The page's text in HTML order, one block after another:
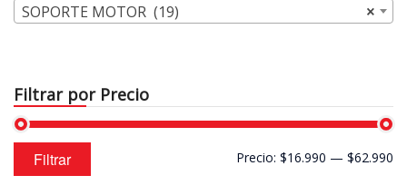
×
SOPORTE MOTOR (19)
Filtrar por Precio
Precio
mínimo
Precio
máximo
Filtrar Precio: $16.990 — $62.990